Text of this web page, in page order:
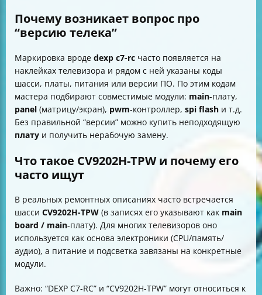
Почему возникает вопрос про
“версию телека”
Маркировка вроде dexp c7-rc часто появляется на
наклейках телевизора и рядом с ней указаны коды
шасси, платы, питания или версии ПО. По этим кодам
мастера подбирают совместимые модули: main-плату,
panel (матрицу/экран), pwm-контроллер, spi flash и т.д.
Без правильной “версии” можно купить неподходящую
плату и получить нерабочую замену.
Что такое CV9202H-TPW и почему его
часто ищут
В реальных ремонтных описаниях часто встречается
шасси CV9202H-TPW (в записях его указывают как main
board / main-плату). Для многих телевизоров оно
используется как основа электроники (CPU/память/
аудио), а питание и подсветка завязаны на конкретные
модули.
Важно: “DEXP C7-RC” и “CV9202H-TPW” могут относиться к